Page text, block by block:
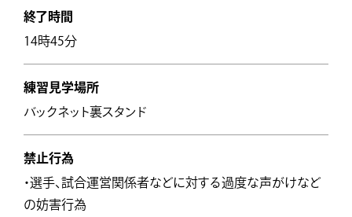
終了時間
14時45分
練習見学場所
バックネット裏スタンド
禁止行為
・選手、試合運営関係者などに対する過度な声がけなど
の妨害行為